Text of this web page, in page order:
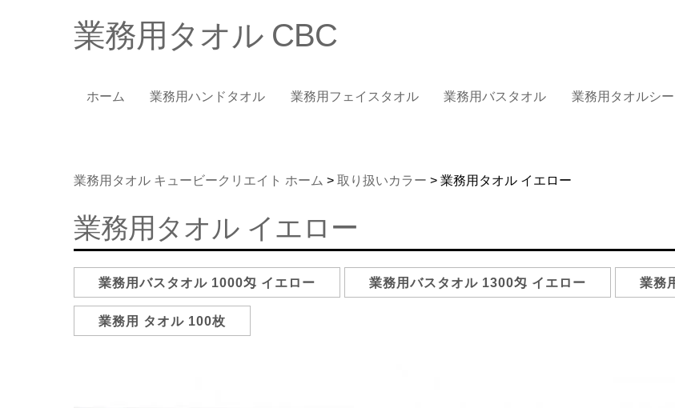
業務用タオル CBC
ホーム 業務用ハンドタオル 業務用フェイスタオル 業務用バスタオル 業務用タオルシ
業務用タオル キュービークリエイト ホーム > 取り扱いカラー > 業務用タオル イエロー
業務用タオル イエロー
業務用バスタオル 1000匁 イエロー 業務用バスタオル 1300匁 イエロー 業務
業務用 タオル 100枚